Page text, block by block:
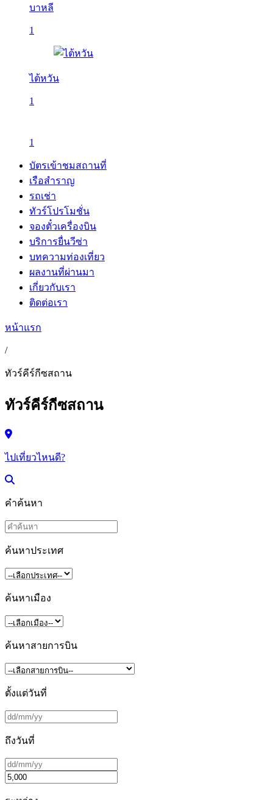
บาหลี
1
ไต้หวัน
1
1
บัตรเข้าชมสถานที่
เรือสำราญ
รถเช่า
ทัวร์โปรโมชั่น
จองตั๋วเครื่องบิน
บริการยื่นวีซ่า
บทความท่องเที่ยว
ผลงานที่ผ่านมา
เกี่ยวกับเรา
ติดต่อเรา
หน้าแรก
/
ทัวร์คีร์กีซสถาน
ทัวร์คีร์กีซสถาน
ไปเที่ยวไหนดี?
คำค้นหา
ค้นหาประเทศ
ค้นหาเมือง
ค้นหาสายการบิน
ตั้งแต่วันที่
ถึงวันที่